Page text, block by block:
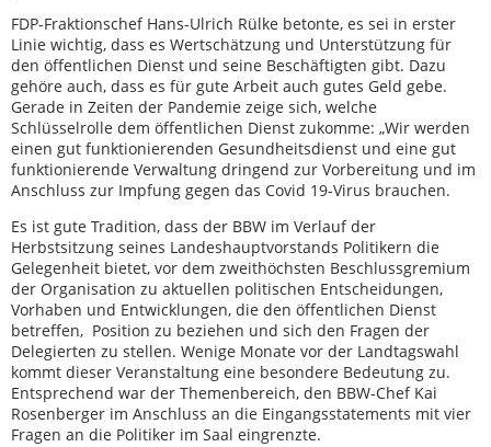
FDP-Fraktionschef Hans-Ulrich Rülke betonte, es sei in erster
Linie wichtig, dass es Wertschätzung und Unterstützung für
den öffentlichen Dienst und seine Beschäftigten gibt. Dazu
gehöre auch, dass es für gute Arbeit auch gutes Geld gebe.
Gerade in Zeiten der Pandemie zeige sich, welche
Schlüsselrolle dem öffentlichen Dienst zukomme: „Wir werden
einen gut funktionierenden Gesundheitsdienst und eine gut
funktionierende Verwaltung dringend zur Vorbereitung und im
Anschluss zur Impfung gegen das Covid 19-Virus brauchen.
Es ist gute Tradition, dass der BBW im Verlauf der
Herbstsitzung seines Landeshauptvorstands Politikern die
Gelegenheit bietet, vor dem zweithöchsten Beschlussgremium
der Organisation zu aktuellen politischen Entscheidungen,
Vorhaben und Entwicklungen, die den öffentlichen Dienst
betreffen, Position zu beziehen und sich den Fragen der
Delegierten zu stellen. Wenige Monate vor der Landtagswahl
kommt dieser Veranstaltung eine besondere Bedeutung zu.
Entsprechend war der Themenbereich, den BBW-Chef Kai
Rosenberger im Anschluss an die Eingangsstatements mit vier
Fragen an die Politiker im Saal eingrenzte.